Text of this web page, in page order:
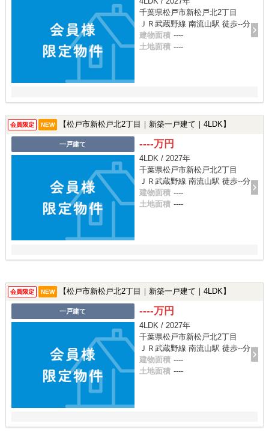
千葉県松戸市新松戸北2丁目
ＪＲ武蔵野線 南流山駅 徒歩--分
建物面積 ----
土地面積 ----
会員限定 NEW 【松戸市新松戸北2丁目｜新築一戸建て｜4LDK】
一戸建て ----万円
4LDK / 2027年
千葉県松戸市新松戸北2丁目
ＪＲ武蔵野線 南流山駅 徒歩--分
建物面積 ----
土地面積 ----
会員限定 NEW 【松戸市新松戸北2丁目｜新築一戸建て｜4LDK】
一戸建て ----万円
4LDK / 2027年
千葉県松戸市新松戸北2丁目
ＪＲ武蔵野線 南流山駅 徒歩--分
建物面積 ----
土地面積 ----